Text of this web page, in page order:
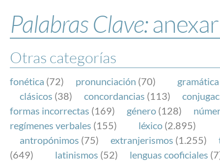
ESPECIALES
BLOG
NOTICIAS
SOBRE LA FUNDÉURAE
FundéuRAE es una fundación patrocinada por la
y la Real Academia Española, cuyo objetivo es
el buen uso del español en los medios de
Internet.
Palabras Clave:anexar
Otras categorías
fonética (72) pronunciación (70) gramática
clásicos (38) concordancias (113)
formas incorrectas (169) género (128)
regímenes verbales (155) léxico (2.895)
antropónimos (75) extranjerismos (1.255)
(649)
latinismos (52) lenguas cooficiales